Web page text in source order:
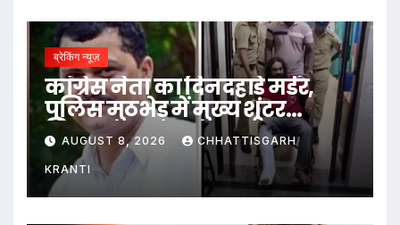
ब्रेकिंग न्यूज़
कांग्रेस नेता का दिनदहाड़े मर्डर,
पुलिस मुठभेड़ में मुख्य शूटर
गिरफ्तार
AUGUST 8, 2026 CHHATTISGARH
KRANTI